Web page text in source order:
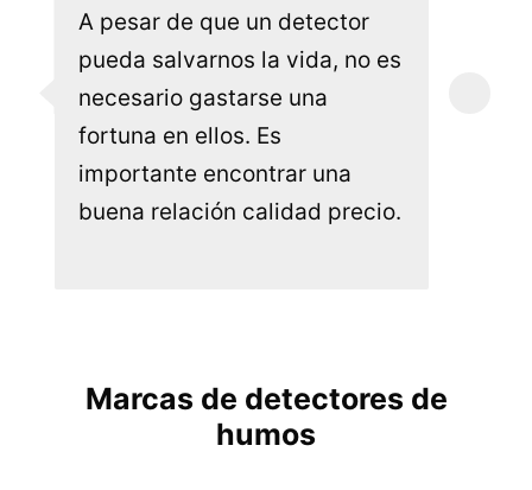
A pesar de que un detector
pueda salvarnos la vida, no es
necesario gastarse una
fortuna en ellos. Es
importante encontrar una
buena relación calidad precio.
Marcas de detectores de
humos